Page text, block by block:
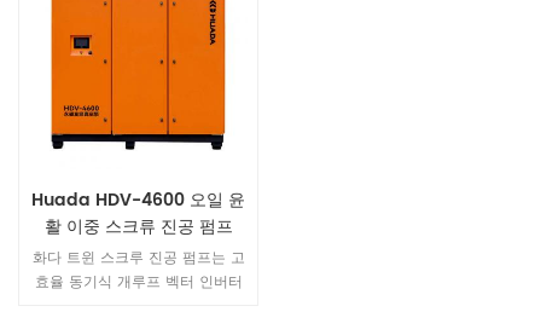
Huada HDV-4600 오일 윤
활 이중 스크류 진공 펌프
화다 트윈 스크루 진공 펌프는 고
효율 동기식 개루프 벡터 인버터